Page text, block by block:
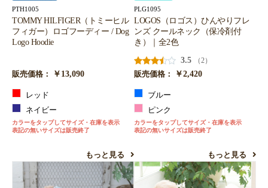
PTH1005
TOMMY HILFIGER（トミーヒル
フィガー）ロゴフーディー / Dog
Logo Hoodie
販売価格： ￥13,090
レッド
ネイビー
カラーをタップしてサイズ・在庫を表示
表記の無いサイズは販売終了
もっと見る
PLG1095
LOGOS（ロゴス）ひんやりフレ
ンズ クールネック（保冷剤付
き）｜全2色
3.5
（2）
販売価格：
￥2,420
ブルー
ピンク
カラーをタップしてサイズ・在庫を表示
表記の無いサイズは販売終了
もっと見る